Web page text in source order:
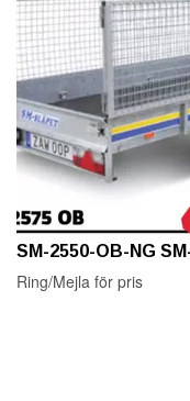
SM-2550-OB-NG
Ring/Mejla för pris